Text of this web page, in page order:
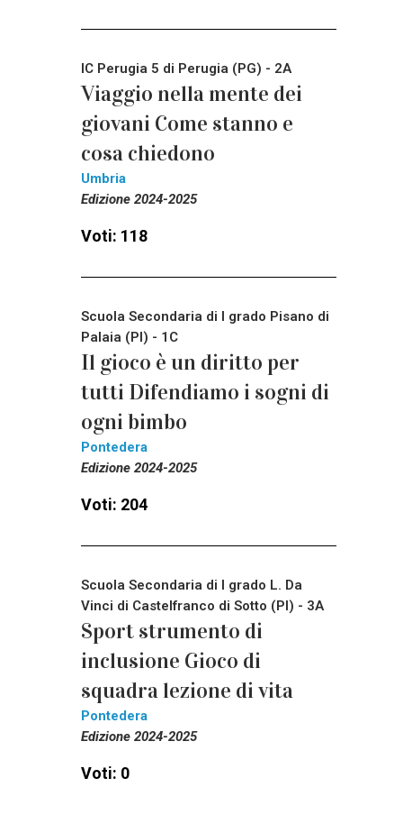
IC Perugia 5 di Perugia (PG) - 2A
Viaggio nella mente dei
giovani Come stanno e
cosa chiedono
Umbria
Edizione 2024-2025
Voti: 118
Scuola Secondaria di I grado Pisano di
Palaia (PI) - 1C
Il gioco è un diritto per
tutti Difendiamo i sogni di
ogni bimbo
Pontedera
Edizione 2024-2025
Voti: 204
Scuola Secondaria di I grado L. Da
Vinci di Castelfranco di Sotto (PI) - 3A
Sport strumento di
inclusione Gioco di
squadra lezione di vita
Pontedera
Edizione 2024-2025
Voti: 0